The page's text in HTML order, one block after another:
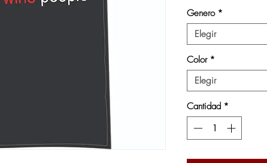
Genero *
Elegir
Color *
Elegir
Cantidad *